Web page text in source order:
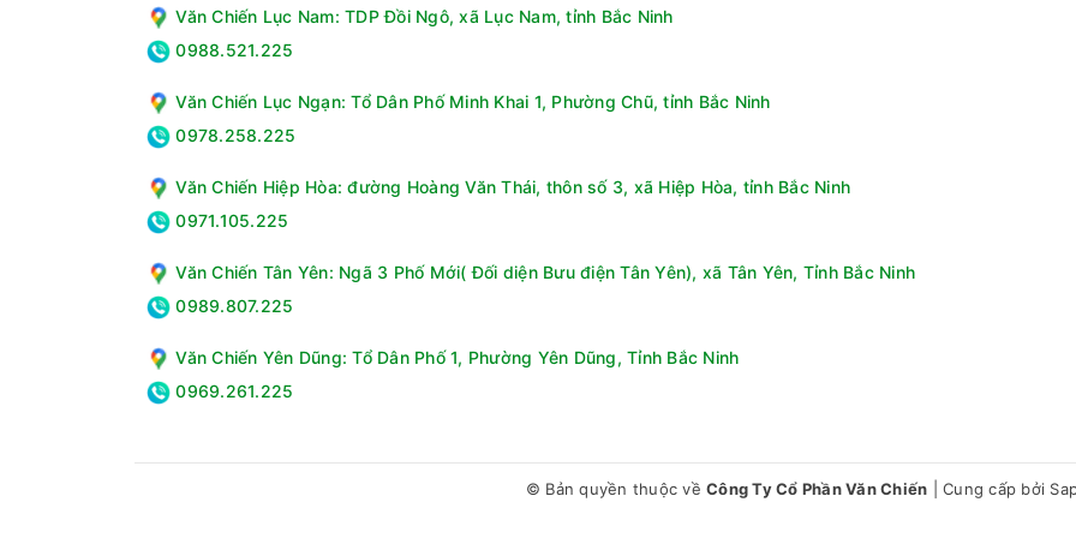
Văn Chiến Lục Nam: TDP Đồi Ngô, xã Lục Nam, tỉnh Bắc Ninh
0988.521.225
Văn Chiến Lục Ngạn: Tổ Dân Phố Minh Khai 1, Phường Chũ, tỉnh Bắc Ninh
0978.258.225
Văn Chiến Hiệp Hòa: đường Hoàng Văn Thái, thôn số 3, xã Hiệp Hòa, tỉnh Bắc Ninh
0971.105.225
Văn Chiến Tân Yên: Ngã 3 Phố Mới( Đối diện Bưu điện Tân Yên), xã Tân Yên, Tỉnh Bắc Ninh
0989.807.225
Văn Chiến Yên Dũng: Tổ Dân Phố 1, Phường Yên Dũng, Tỉnh Bắc Ninh
0969.261.225
© Bản quyền thuộc về Công Ty Cổ Phần Văn Chiến Cung cấp bởi